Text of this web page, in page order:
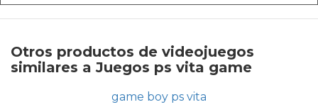
Otros productos de videojuegos
similares a Juegos ps vita game
game boy ps vita